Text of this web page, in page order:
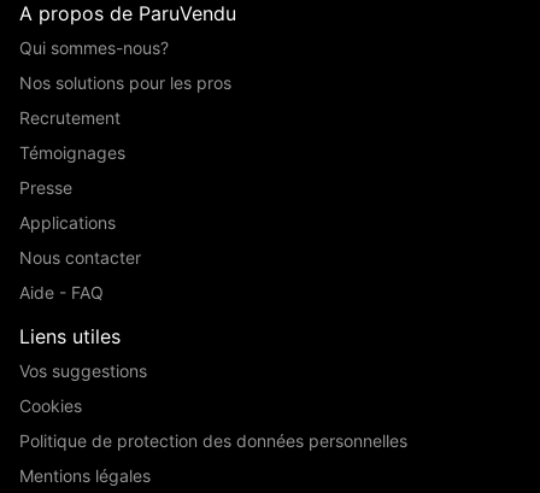
A propos de ParuVendu
Qui sommes-nous?
Nos solutions pour les pros
Recrutement
Témoignages
Presse
Applications
Nous contacter
Aide - FAQ
Liens utiles
Vos suggestions
Cookies
Politique de protection des données personnelles
Mentions légales